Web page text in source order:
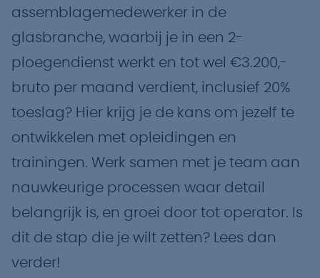
assemblagemedewerker in de
glasbranche, waarbij je in een 2-
ploegendienst werkt en tot wel €3.200,-
bruto per maand verdient, inclusief 20%
toeslag? Hier krijg je de kans om jezelf te
ontwikkelen met opleidingen en
trainingen. Werk samen met je team aan
nauwkeurige processen waar detail
belangrijk is, en groei door tot operator. Is
dit de stap die je wilt zetten? Lees dan
verder!